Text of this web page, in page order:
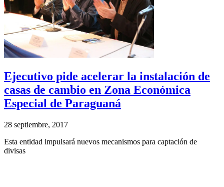
Ejecutivo pide acelerar la instalación de
casas de cambio en Zona Económica
Especial de Paraguaná
28 septiembre, 2017
Esta entidad impulsará nuevos mecanismos para captación de
divisas